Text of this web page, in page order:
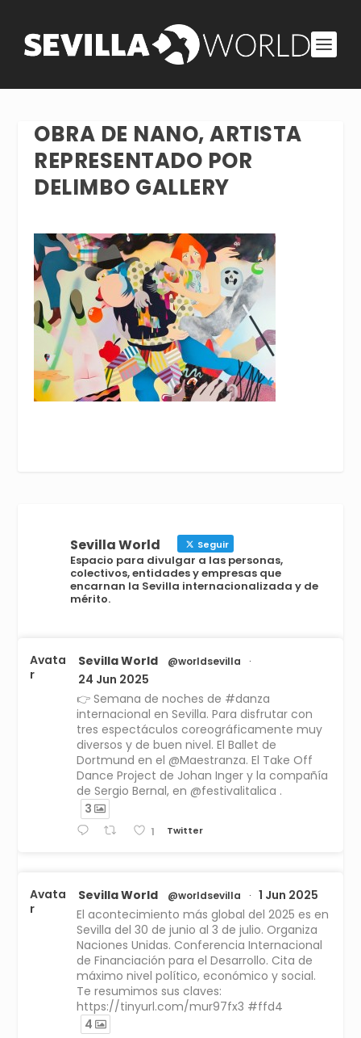
OBRA DE NANO, ARTISTA
REPRESENTADO POR
DELIMBO GALLERY
Sevilla World Seguir
Espacio para divulgar a las personas,
colectivos, entidades y empresas que
encarnan la Sevilla internacionalizada y de
mérito.
Avata
r
Sevilla World @worldsevilla ·
24 Jun 2025
👉 Semana de noches de #danza
internacional en Sevilla. Para disfrutar con
tres espectáculos coreográficamente muy
diversos y de buen nivel. El Ballet de
Dortmund en el @Maestranza. El Take Off
Dance Project de Johan Inger y la compañía
de Sergio Bernal, en @festivalitalica .
3
1 Twitter
Avata
r
Sevilla World @worldsevilla ·
1 Jun 2025
El acontecimiento más global del 2025 es en
Sevilla del 30 de junio al 3 de julio. Organiza
Naciones Unidas. Conferencia Internacional
de Financiación para el Desarrollo. Cita de
máximo nivel político, económico y social.
Te resumimos sus claves:
https://tinyurl.com/mur97fx3 #ffd4
4